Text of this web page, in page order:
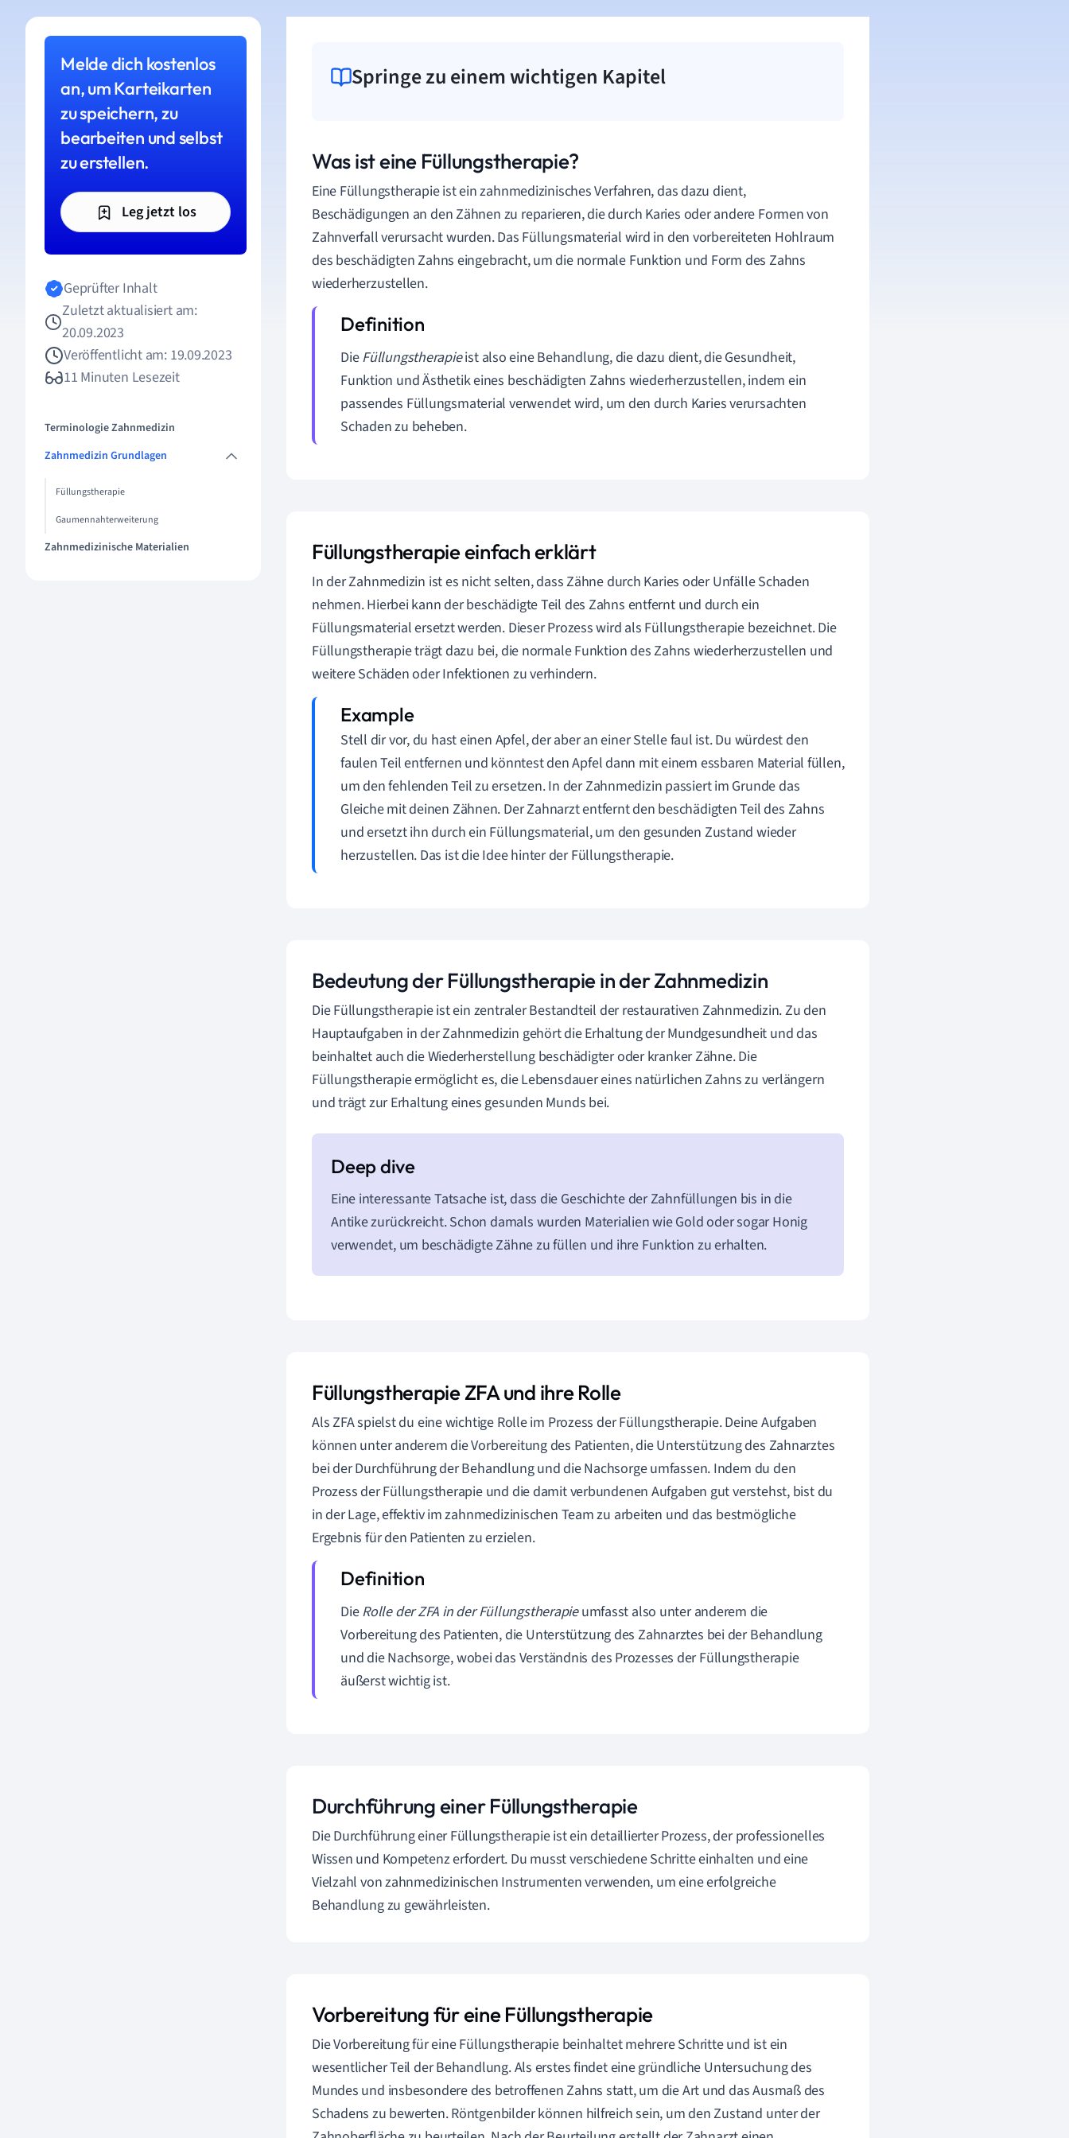
Melde dich kostenlos
an, um Karteikarten
zu speichern, zu
bearbeiten und selbst
zu erstellen.
Leg jetzt los
Geprüfter Inhalt
Zuletzt aktualisiert am:
20.09.2023
Veröffentlicht am: 19.09.2023
11 Minuten Lesezeit
Terminologie Zahnmedizin
Zahnmedizin Grundlagen
Füllungstherapie
Gaumennahterweiterung
Zahnmedizinische Materialien
Springe zu einem wichtigen Kapitel
Was ist eine Füllungstherapie?
Eine Füllungstherapie ist ein zahnmedizinisches Verfahren, das dazu dient,
Beschädigungen an den Zähnen zu reparieren, die durch Karies oder andere Formen von
Zahnverfall verursacht wurden. Das Füllungsmaterial wird in den vorbereiteten Hohlraum
des beschädigten Zahns eingebracht, um die normale Funktion und Form des Zahns
wiederherzustellen.
DieFüllungstherapieist also eine Behandlung, die dazu dient, die Gesundheit,
Funktion und Ästhetik eines beschädigten Zahns wiederherzustellen, indem ein
passendes Füllungsmaterial verwendet wird, um den durch Karies verursachten
Schaden zu beheben.
Füllungstherapie einfach erklärt
In der Zahnmedizin ist es nicht selten, dass Zähne durch Karies oder Unfälle Schaden
nehmen. Hierbei kann der beschädigte Teil des Zahns entfernt und durch ein
Füllungsmaterial ersetzt werden. Dieser Prozess wird als Füllungstherapie bezeichnet. Die
Füllungstherapie trägt dazu bei, die normale Funktion des Zahns wiederherzustellen und
weitere Schäden oder Infektionen zu verhindern.
Stell dir vor, du hast einen Apfel, der aber an einer Stelle faul ist. Du würdest den
faulen Teil entfernen und könntest den Apfel dann mit einem essbaren Material füllen,
um den fehlenden Teil zu ersetzen. In der Zahnmedizin passiert im Grunde das
Gleiche mit deinen Zähnen. Der Zahnarzt entfernt den beschädigten Teil des Zahns
und ersetzt ihn durch ein Füllungsmaterial, um den gesunden Zustand wieder
herzustellen. Das ist die Idee hinter der Füllungstherapie.
Bedeutung der Füllungstherapie in der Zahnmedizin
Die Füllungstherapie ist ein zentraler Bestandteil der restaurativen Zahnmedizin. Zu den
Hauptaufgaben in der Zahnmedizin gehört die Erhaltung der Mundgesundheit und das
beinhaltet auch die Wiederherstellung beschädigter oder kranker Zähne. Die
Füllungstherapie ermöglicht es, die Lebensdauer eines natürlichen Zahns zu verlängern
und trägt zur Erhaltung eines gesunden Munds bei.
Eine interessante Tatsache ist, dass die Geschichte der Zahnfüllungen bis in die
Antike zurückreicht. Schon damals wurden Materialien wie Gold oder sogar Honig
verwendet, um beschädigte Zähne zu füllen und ihre Funktion zu erhalten.
Füllungstherapie ZFA und ihre Rolle
Als ZFA spielst du eine wichtige Rolle im Prozess der Füllungstherapie. Deine Aufgaben
können unter anderem die Vorbereitung des Patienten, die Unterstützung des Zahnarztes
bei der Durchführung der Behandlung und die Nachsorge umfassen. Indem du den
Prozess der Füllungstherapie und die damit verbundenen Aufgaben gut verstehst, bist du
in der Lage, effektiv im zahnmedizinischen Team zu arbeiten und das bestmögliche
Ergebnis für den Patienten zu erzielen.
DieRolle der ZFA in der Füllungstherapieumfasst also unter anderem die
Vorbereitung des Patienten, die Unterstützung des Zahnarztes bei der Behandlung
und die Nachsorge, wobei das Verständnis des Prozesses der Füllungstherapie
äußerst wichtig ist.
Durchführung einer Füllungstherapie
Die Durchführung einer Füllungstherapie ist ein detaillierter Prozess, der professionelles
Wissen und Kompetenz erfordert. Du musst verschiedene Schritte einhalten und eine
Vielzahl von zahnmedizinischen Instrumenten verwenden, um eine erfolgreiche
Behandlung zu gewährleisten.
Vorbereitung für eine Füllungstherapie
Die Vorbereitung für eine Füllungstherapie beinhaltet mehrere Schritte und ist ein
wesentlicher Teil der Behandlung. Als erstes findet eine gründliche Untersuchung des
Mundes und insbesondere des betroffenen Zahns statt, um die Art und das Ausmaß des
Schadens zu bewerten. Röntgenbilder können hilfreich sein, um den Zustand unter der